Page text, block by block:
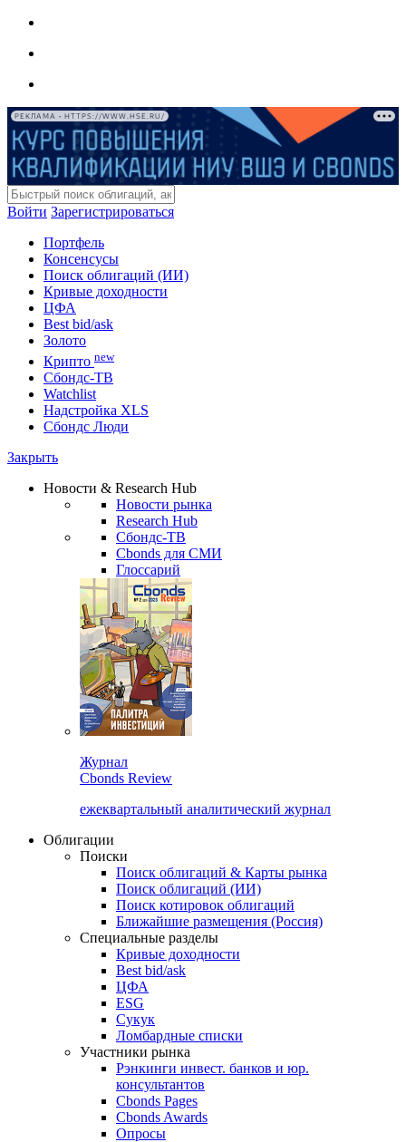
РЕКЛАМА • HTTPS://WWW.HSE.RU/
Войти Зарегистрироваться
Портфель
Консенсусы
Поиск облигаций (ИИ)
Кривые доходности
ЦФА
Best bid/ask
Золото
Крипто new
Сбондс-ТВ
Watchlist
Надстройка XLS
Сбондс Люди
Закрыть
Новости & Research Hub
Новости рынка
Research Hub
Сбондс-ТВ
Cbonds для СМИ
Глоссарий
Журнал
Cbonds Review
ежеквартальный аналитический журнал
Облигации
Поиски
Поиск облигаций & Карты рынка
Поиск облигаций (ИИ)
Поиск котировок облигаций
Ближайшие размещения (Россия)
Специальные разделы
Кривые доходности
Best bid/ask
ЦФА
ESG
Сукук
Ломбардные списки
Участники рынка
Рэнкинги инвест. банков и юр.
консультантов
Cbonds Pages
Cbonds Awards
Опросы